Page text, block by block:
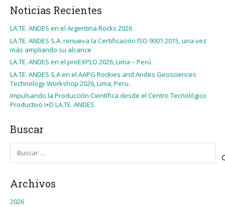
Noticias Recientes
LA.TE. ANDES en el Argentina Rocks 2026
LA.TE. ANDES S.A. renueva la Certificación ISO 9001:2015, una vez
más ampliando su alcance
LA.TE. ANDES en el proEXPLO 2026, Lima – Perú
LA.TE. ANDES S.A en el AAPG Rockies and Andes Geosciences
Technology Workshop 2026, Lima, Peru.
Impulsando la Producción Científica desde el Centro Tecnológico
Productivo I+D LA.TE. ANDES
Buscar
Archivos
2026